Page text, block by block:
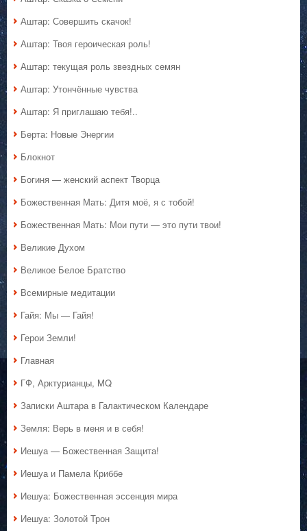
Аштар: Совершить скачок!
Аштар: Твоя героическая роль!
Аштар: текущая роль звездных семян
Аштар: Утончённые чувства
Аштар: Я приглашаю тебя!..
Берта: Новые Энергии
Блокнот
Богиня — женский аспект Творца
Божественная Мать: Дитя моё, я с тобой!
Божественная Мать: Мои пути — это пути твои!
Великие Духом
Великое Белое Братство
Всемирные медитации
Гайя: Мы — Гайя!
Герои Земли!
Главная
ГФ, Арктурианцы, MQ
Записки Аштара в Галактическом Календаре
Земля: Верь в меня и в себя!
Иешуа — Божественная Защита!
Иешуа и Памела Криббе
Иешуа: Божественная эссенция мира
Иешуа: Золотой Трон